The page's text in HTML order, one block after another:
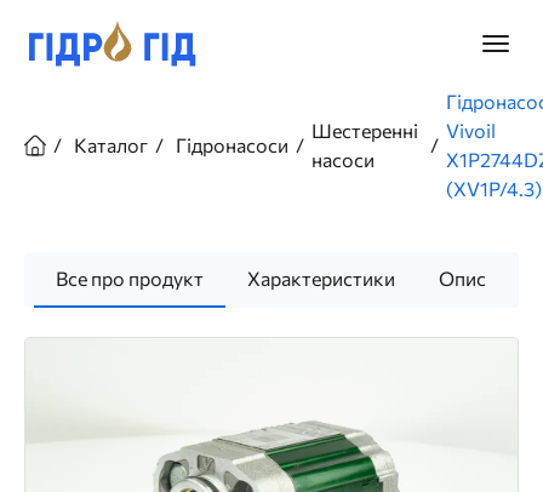
основного
навіґації
Каталог Гідронасоси
Шестеренні
насоси
Vivoil
(XV1P/4.3)
Все про продукт Характеристики Опис